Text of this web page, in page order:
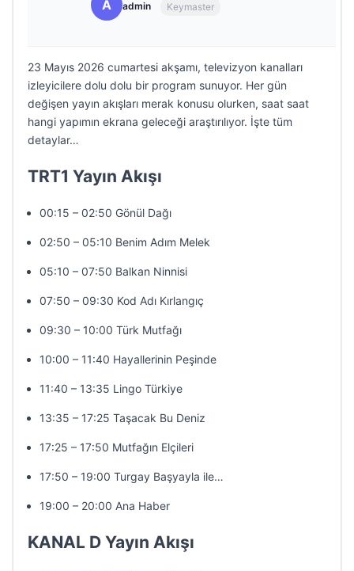
A admin Keymaster
23 Mayıs 2026 cumartesi akşamı, televizyon kanalları
izleyicilere dolu dolu bir program sunuyor. Her gün
değişen yayın akışları merak konusu olurken, saat saat
hangi yapımın ekrana geleceği araştırılıyor. İşte tüm
detaylar…
TRT1 Yayın Akışı
00:15 – 02:50 Gönül Dağı
02:50 – 05:10 Benim Adım Melek
05:10 – 07:50 Balkan Ninnisi
07:50 – 09:30 Kod Adı Kırlangıç
09:30 – 10:00 Türk Mutfağı
10:00 – 11:40 Hayallerinin Peşinde
11:40 – 13:35 Lingo Türkiye
13:35 – 17:25 Taşacak Bu Deniz
17:25 – 17:50 Mutfağın Elçileri
17:50 – 19:00 Turgay Başyayla ile…
19:00 – 20:00 Ana Haber
KANAL D Yayın Akışı